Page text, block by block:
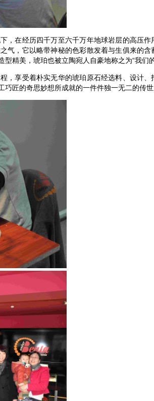
在经历四千万至六千万年地球岩层的高压作
气，它以略带神秘的色彩散发着与生俱来的含
精美，琥珀也被立陶宛人自豪地称之为“我们的
享受着朴实无华的琥珀原石经选料、设计、
匠的奇思妙想所成就的一件件独一无二的传世